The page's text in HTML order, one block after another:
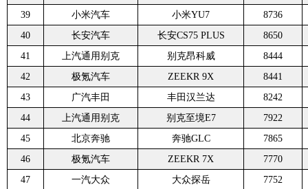
39
小米汽车 小米YU7
8736
40
长安汽车 长安CS75 PLUS
8650
41
上汽通用别克 别克昂科威
8444
42
极氪汽车 ZEEKR 9X
8441
43
广汽丰田 丰田汉兰达
8242
44
上汽通用别克 别克至境E7
7922
45
北京奔驰 奔驰GLC
7865
46
极氪汽车 ZEEKR 7X
7770
47
一汽大众 大众探岳
7752